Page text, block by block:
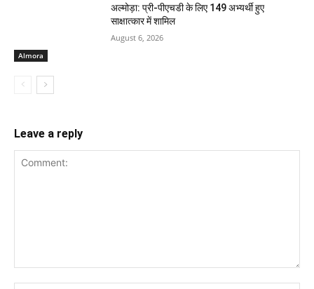
Almora
अल्मोड़ा: प्री-पीएचडी के लिए 149 अभ्यर्थी हुए
साक्षात्कार में शामिल
August 6, 2026
Leave a reply